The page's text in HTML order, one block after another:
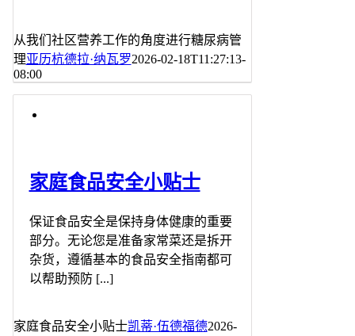
从我们社区营养工作的角度进行糖尿病管
理亚历杭德拉·纳瓦罗2026-02-18T11:27:13-
08:00
家庭食品安全小贴士
保证食品安全是保持身体健康的重要
部分。无论您是准备家常菜还是拆开
杂货，遵循基本的食品安全指南都可
以帮助预防 [...]
家庭食品安全小贴士凯蒂·伍德福德2026-